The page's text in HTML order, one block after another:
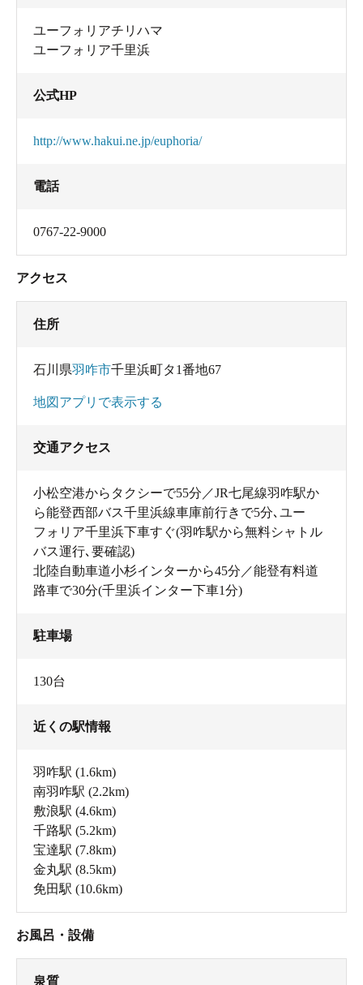
ユーフォリアチリハマ
ユーフォリア千里浜
公式HP
http://www.hakui.ne.jp/euphoria/
電話
0767-22-9000
アクセス
住所
石川県羽咋市千里浜町タ1番地67
地図アプリで表示する
交通アクセス
小松空港からタクシーで55分／JR七尾線羽咋駅か
ら能登西部バス千里浜線車庫前行きで5分､ユー
フォリア千里浜下車すぐ(羽咋駅から無料シャトル
バス運行､要確認)
北陸自動車道小杉インターから45分／能登有料道
路車で30分(千里浜インター下車1分)
駐車場
130台
近くの駅情報
羽咋駅 (1.6km)
南羽咋駅 (2.2km)
敷浪駅 (4.6km)
千路駅 (5.2km)
宝達駅 (7.8km)
金丸駅 (8.5km)
免田駅 (10.6km)
お風呂・設備
泉質